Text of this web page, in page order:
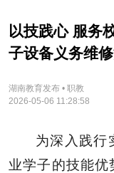
以技践心 服务
子设备义务维
湖南教育发布 • 职教
2026-05-06 11:28:58
为深入践行
业学子的技能